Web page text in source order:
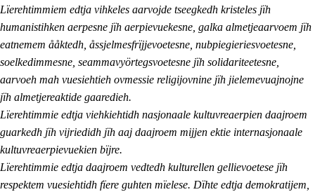
Lïerehtimmiem edtja vihkeles aarvojde tseegkedh kristeles jïh
humanistihken aerpesne jïh aerpievuekesne, galka almetjeaarvoem jïh
eatnemem ååktedh, åssjelmesfrïjjevoetesne, nubpiegieriesvoetesne,
soelkedimmesne, seammavyörtegsvoetesne jïh solidariteetesne,
aarvoeh mah vuesiehtieh ovmessie religijovnine jïh jielemevuajnojne
jïh almetjereaktide gaaredieh.
Lïerehtimmie edtja viehkiehtidh nasjonaale kultuvreaerpien daajroem
guarkedh jïh vijriedidh jïh aaj daajroem mijjen ektie internasjonaale
kultuvreaerpievuekien bïjre.
Lïerehtimmie edtja daajroem vedtedh kulturellen gellievoetese jïh
respektem vuesiehtidh fïere guhten mïelese. Dïhte edtja demokratijem,